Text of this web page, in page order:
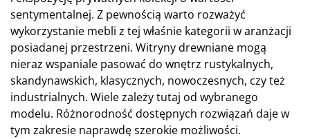
sentymentalnej. Z pewnością warto rozważyć
wykorzystanie mebli z tej właśnie kategorii w aranżacji
posiadanej przestrzeni. Witryny drewniane mogą
nieraz wspaniale pasować do wnętrz rustykalnych,
skandynawskich, klasycznych, nowoczesnych, czy też
industrialnych. Wiele zależy tutaj od wybranego
modelu. Różnorodność dostępnych rozwiązań daje w
tym zakresie naprawdę szerokie możliwości.